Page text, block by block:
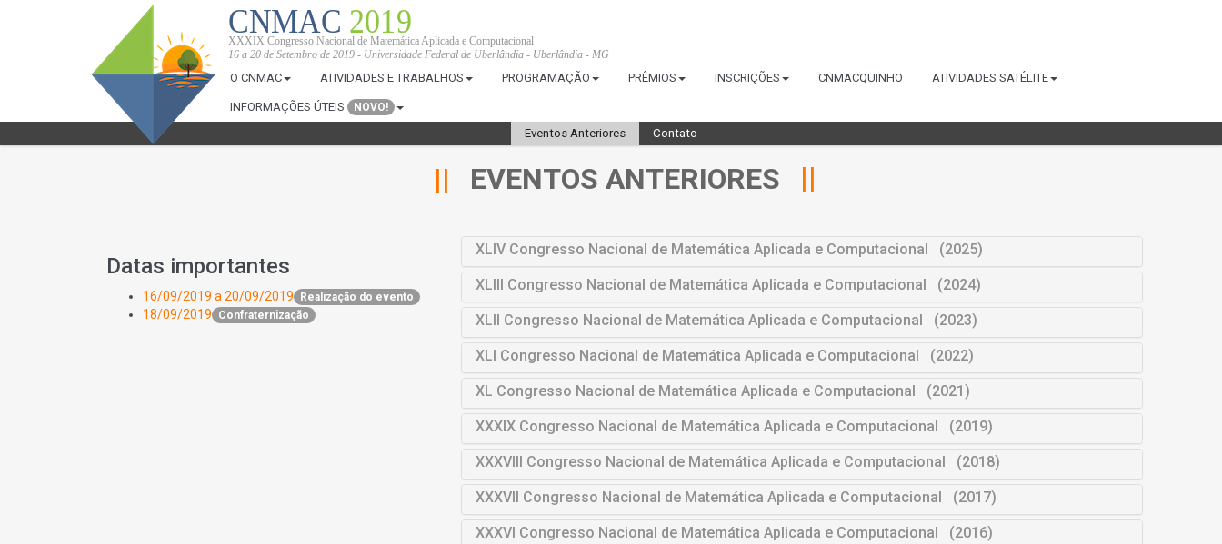
CNMAC 2019
XXXIX Congresso Nacional de Matemática Aplicada e Computacional
16 a 20 de Setembro de 2019 - Universidade Federal de Uberlândia - Uberlândia - MG
O CNMAC ATIVIDADES E TRABALHOS PROGRAMAÇÃO PRÊMIOS INSCRIÇÕES CNMACQUINHO ATIVIDADES SATÉLITE
INFORMAÇÕES ÚTEIS NOVO!
Eventos Anteriores Contato
EVENTOS ANTERIORES
Datas importantes
16/09/2019 a 20/09/2019 Realização do evento
18/09/2019 Confraternização
XLIV Congresso Nacional de Matemática Aplicada e Computacional (2025)
XLIII Congresso Nacional de Matemática Aplicada e Computacional (2024)
XLII Congresso Nacional de Matemática Aplicada e Computacional (2023)
XLI Congresso Nacional de Matemática Aplicada e Computacional (2022)
XL Congresso Nacional de Matemática Aplicada e Computacional (2021)
XXXIX Congresso Nacional de Matemática Aplicada e Computacional (2019)
XXXVIII Congresso Nacional de Matemática Aplicada e Computacional (2018)
XXXVII Congresso Nacional de Matemática Aplicada e Computacional (2017)
XXXVI Congresso Nacional de Matemática Aplicada e Computacional (2016)